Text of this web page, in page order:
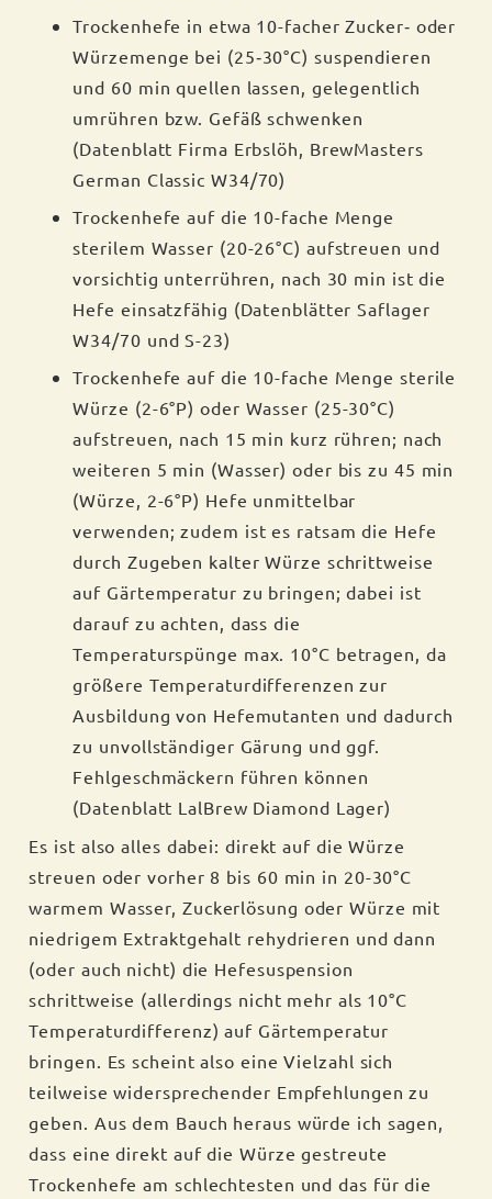
Trockenhefe in etwa 10-facher Zucker‐ oder
Würzemenge bei (25‐30°C) suspendieren
und 60 min quellen lassen, gelegentlich
umrühren bzw. Gefäß schwenken
(Datenblatt Firma Erbslöh, BrewMasters
German Classic W34/70)
Trockenhefe auf die 10-fache Menge
sterilem Wasser (20-26°C) aufstreuen und
vorsichtig unterrühren, nach 30 min ist die
Hefe einsatzfähig (Datenblätter Saflager
W34/70 und S-23)
Trockenhefe auf die 10-fache Menge sterile
Würze (2-6°P) oder Wasser (25-30°C)
aufstreuen, nach 15 min kurz rühren; nach
weiteren 5 min (Wasser) oder bis zu 45 min
(Würze, 2-6°P) Hefe unmittelbar
verwenden; zudem ist es ratsam die Hefe
durch Zugeben kalter Würze schrittweise
auf Gärtemperatur zu bringen; dabei ist
darauf zu achten, dass die
Temperaturspünge max. 10°C betragen, da
größere Temperaturdifferenzen zur
Ausbildung von Hefemutanten und dadurch
zu unvollständiger Gärung und ggf.
Fehlgeschmäckern führen können
(Datenblatt LalBrew Diamond Lager)
Es ist also alles dabei: direkt auf die Würze
streuen oder vorher 8 bis 60 min in 20-30°C
warmem Wasser, Zuckerlösung oder Würze mit
niedrigem Extraktgehalt rehydrieren und dann
(oder auch nicht) die Hefesuspension
schrittweise (allerdings nicht mehr als 10°C
Temperaturdifferenz) auf Gärtemperatur
bringen. Es scheint also eine Vielzahl sich
teilweise widersprechender Empfehlungen zu
geben. Aus dem Bauch heraus würde ich sagen,
dass eine direkt auf die Würze gestreute
Trockenhefe am schlechtesten und das für die